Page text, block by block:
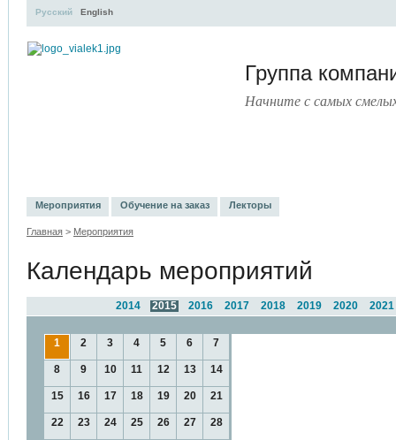
Группа
Начните с самых
Русский English
Мероприятия Обучение на заказ Лекторы
Главная > Мероприятия
Календарь мероприятий
2021
2020
2019
2018
2017
2016
2015
2014
1 2 3 4 5 6 7
8 9 10 11 12 13 14
15 16 17 18 19 20 21
22 23 24 25 26 27 28